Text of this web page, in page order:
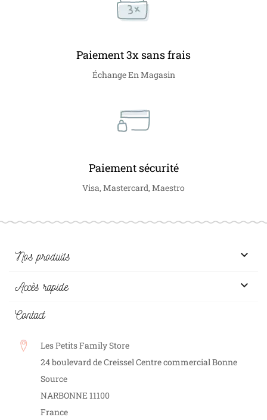
Paiement 3x sans frais
Échange En Magasin
Paiement sécurité
Visa, Mastercard, Maestro
Nos produits 
Accès rapide 
Contact
Les Petits Family Store
24 boulevard de Creissel Centre commercial Bonne
Source
NARBONNE 11100
France